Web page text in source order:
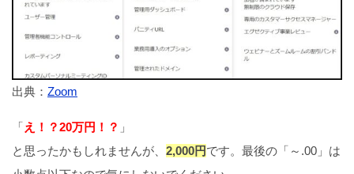
出典： Zoom
「え！？20万円！？ 」
と思ったかもしれませんが、 2,000円です。最後の「～.00」は